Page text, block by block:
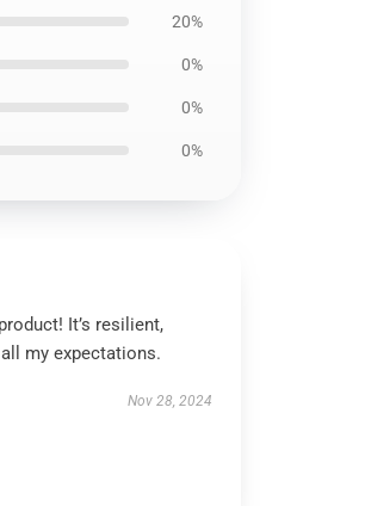
20%
0%
0%
0%
It’s resilient,
my expectations.
Nov 28, 2024